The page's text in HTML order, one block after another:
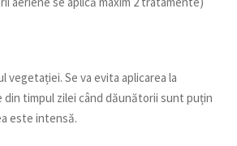
vegetației. Se va evita aplicarea la
timpul zilei când dăunătorii sunt puțin
este intensă.